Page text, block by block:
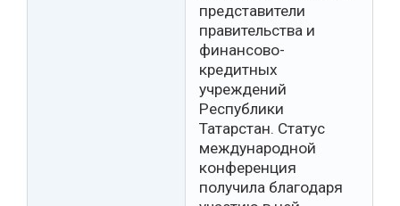
представители
правительства и
финансово-
кредитных
учреждений
Республики
Татарстан. Статус
международной
конференция
получила благодаря